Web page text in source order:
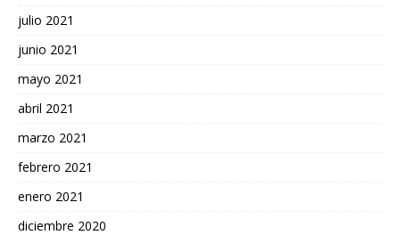
julio 2021
junio 2021
mayo 2021
abril 2021
marzo 2021
febrero 2021
enero 2021
diciembre 2020